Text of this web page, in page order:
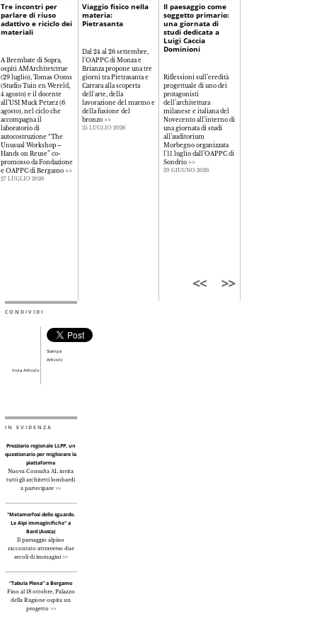
Tre incontri per
parlare di riuso
adattivo e riciclo dei
materiali
A Brembate di Sopra,
ospiti AMArchitetctrue
(29 luglio), Tomas Ooms
(Studio Tuin en Wereld,
4 agosto) e il docente
all’USI Muck Petzez (6
agosto), nel ciclo che
accompagna il
laboratorio di
autocostruzione “The
Unusual Workshop –
Hands on Reuse” co-
promosso da Fondazione
e OAPPC di Bergamo >>
27 LUGLIO 2026
Viaggio fisico nella
materia:
Pietrasanta
Dal 24 al 26 settembre,
l'OAPPC di Monza e
Brianza propone una tre
giorni tra Pietrasanta e
Carrara alla scoperta
dell'arte, della
lavorazione del marmo e
della fusione del
bronzo>>
25 LUGLIO 2026
Il paesaggio come
soggetto primario:
una giornata di
studi dedicata a
Luigi Caccia
Dominioni
Riflessioni sull’eredità
progettuale di uno dei
protagonisti
dell’architettura
milanese e italiana del
Novecento all’interno di
una giornata di studi
all’auditorium
Morbegno organizzata
l'11 luglio dall’OAPPC di
Sondrio>>
29 GIUGNO 2026
CONDIVIDI
Stampa
Articolo
Invia Articolo
IN EVIDENZA
Prezziario regionale LLPP, un
questionario per migliorare la
piattaforma
Nuova Consulta AL invita
tutti gli architetti lombardi
a partecipare >>
"Metamorfosi dello sguardo.
Le Alpi immaginifiche" a
Bard (Aosta)
Il paesaggio alpino
raccontato attraverso due
secoli di immagini >>
“Tabula Plena” a Bergamo
Fino al 18 ottobre, Palazzo
della Ragione ospita un
progetto >>